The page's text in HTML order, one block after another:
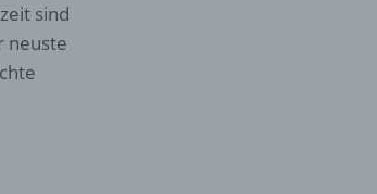
sind
neuste